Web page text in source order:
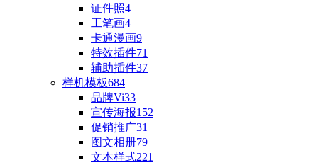
证件照4
工笔画4
卡通漫画9
特效插件71
辅助插件37
样机模板684
品牌Vi33
宣传海报152
促销推广31
图文相册79
文本样式221